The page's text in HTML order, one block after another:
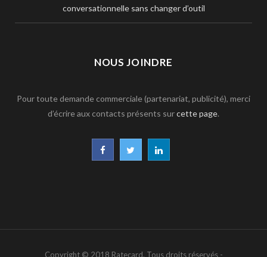
conversationnelle sans changer d’outil
NOUS JOINDRE
Pour toute demande commerciale (partenariat, publicité), merci
d’écrire aux contacts présents surcette page.
F L
Copyright © 2018 Ratecard. Tous droits réservés -